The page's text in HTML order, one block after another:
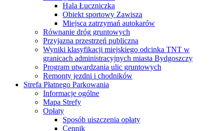
Hala Łuczniczka
Obiekt sportowy Zawisza
Miejsca zatrzymań autokarów
Równanie dróg gruntowych
Przyjazna przestrzeń publiczna
Wyniki klasyfikacji miejskiego odcinka TNT w
granicach administracyjnych miasta Bydgoszczy
Program utwardzania ulic gruntowych
Remonty jezdni i chodników
Strefa Płatnego Parkowania
Informacje ogólne
Mapa Strefy
Opłaty
Sposób uiszczenia opłaty
Cennik